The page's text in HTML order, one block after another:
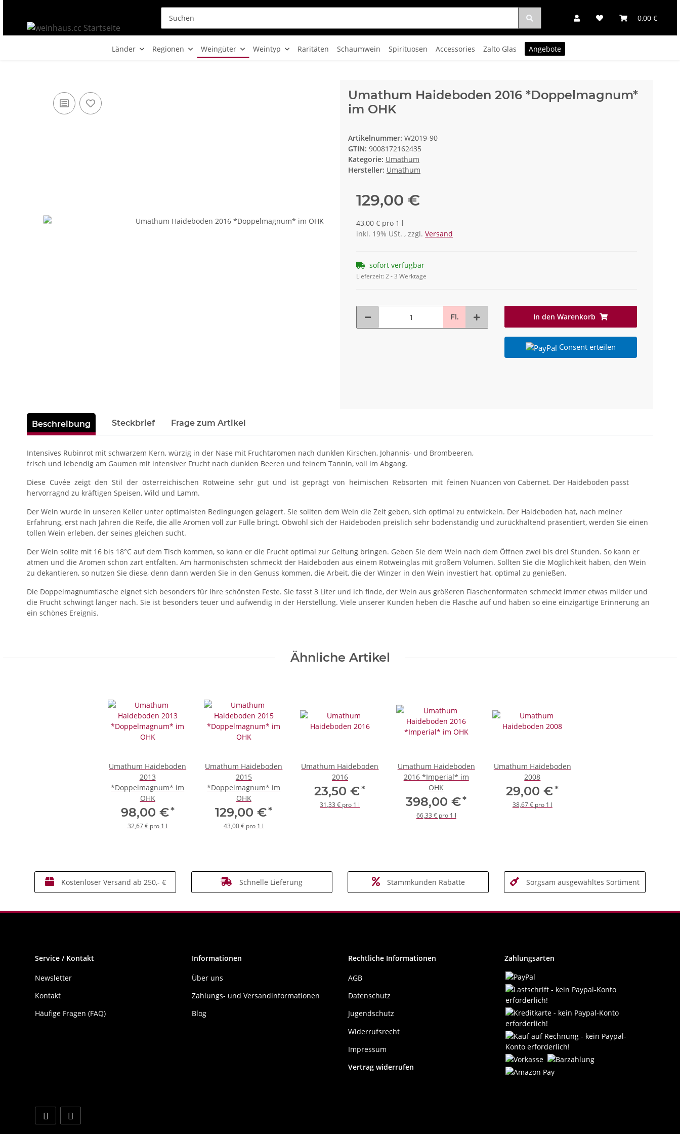
0,00 €
Länder Regionen Weingüter Weintyp Raritäten Schaumwein Spirituosen Accessories Zalto Glas Angebote
Umathum Haideboden 2016 *Doppelmagnum*
im OHK
Artikelnummer: W2019-90
GTIN: 9008172162435
Kategorie: Umathum
Hersteller: Umathum
129,00 €
43,00 € pro 1 l
inkl. 19% USt. , zzgl. Versand
sofort verfügbar
Lieferzeit:2 - 3 Werktage
Fl. In den Warenkorb
Consent erteilen
weitere Registerkarten anzeigen
Beschreibung Steckbrief Frage zum Artikel
Intensives Rubinrot mit schwarzem Kern, würzig in der Nase mit Fruchtaromen nach dunklen Kirschen, Johannis- und Brombeeren,
frisch und lebendig am Gaumen mit intensiver Frucht nach dunklen Beeren und feinem Tannin, voll im Abgang.
Diese Cuvée zeigt den Stil der österreichischen Rotweine sehr gut und ist geprägt von heimischen Rebsorten mit feinen Nuancen von Cabernet. Der Haideboden passt
hervorragnd zu kräftigen Speisen, Wild und Lamm.
Der Wein wurde in unseren Keller unter optimalsten Bedingungen gelagert. Sie sollten dem Wein die Zeit geben, sich optimal zu entwickeln. Der Haideboden hat, nach meiner
Erfahrung, erst nach Jahren die Reife, die alle Aromen voll zur Fülle bringt. Obwohl sich der Haideboden preislich sehr bodenständig und zurückhaltend präsentiert, werden Sie einen
tollen Wein erleben, der seines gleichen sucht.
Der Wein sollte mit 16 bis 18°C auf dem Tisch kommen, so kann er die Frucht optimal zur Geltung bringen. Geben Sie dem Wein nach dem Öffnen zwei bis drei Stunden. So kann er
atmen und die Aromen schon zart entfalten. Am harmonischsten schmeckt der Haideboden aus einem Rotweinglas mit großem Volumen. Sollten Sie die Möglichkeit haben, den Wein
zu dekantieren, so nutzen Sie diese, denn dann werden Sie in den Genuss kommen, die Arbeit, die der Winzer in den Wein investiert hat, optimal zu genießen.
Die Doppelmagnumflasche eignet sich besonders für Ihre schönsten Feste. Sie fasst 3 Liter und ich finde, der Wein aus größeren Flaschenformaten schmeckt immer etwas milder und
die Frucht schwingt länger nach. Sie ist besonders teuer und aufwendig in der Herstellung. Viele unserer Kunden heben die Flasche auf und haben so eine einzigartige Erinnerung an
ein schönes Ereignis.
Ähnliche Artikel
Umathum Haideboden
2013
*Doppelmagnum* im
OHK
98,00 €*
32,67 € pro 1 l
Umathum Haideboden
2015
*Doppelmagnum* im
OHK
129,00 €*
43,00 € pro 1 l
Umathum Haideboden
2016
23,50 €*
31,33 € pro 1 l
Umathum Haideboden
2016 *Imperial* im
OHK
398,00 €*
66,33 € pro 1 l
Umathum Haideboden
2008
29,00 €*
38,67 € pro 1 l
Kostenloser Versand ab 250,- € Schnelle Lieferung Stammkunden Rabatte Sorgsam ausgewähltes Sortiment
Service / Kontakt
Newsletter
Kontakt
Häufige Fragen (FAQ)
Informationen
Über uns
Zahlungs- und Versandinformationen
Blog
Rechtliche Informationen
AGB
Datenschutz
Jugendschutz
Widerrufsrecht
Impressum
Vertrag widerrufen
Zahlungsarten